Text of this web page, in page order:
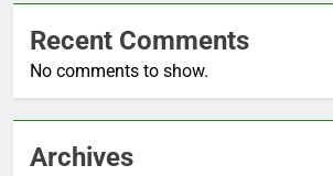
Recent Comments
No comments to show.
Archives